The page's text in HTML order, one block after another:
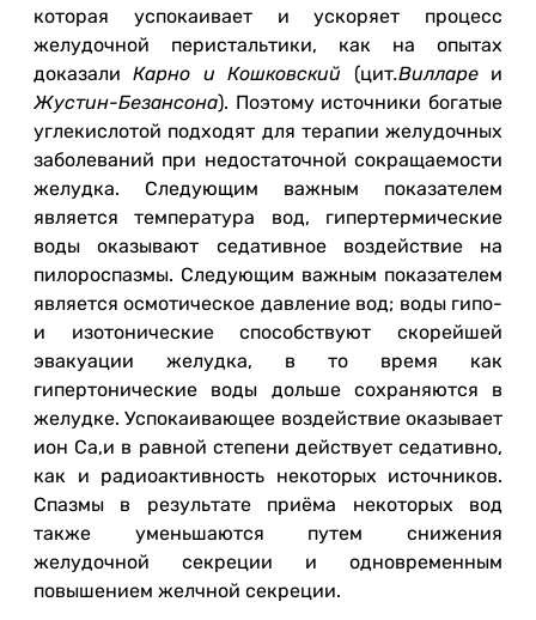
которая успокаивает и ускоряет процесс
желудочной перистальтики, как на опытах
доказалиКарно и Кошковский (цит.Виллареи
Жустин-Безансона). Поэтому источники богатые
углекислотой подходят для терапии желудочных
заболеваний при недостаточной сокращаемости
желудка. Следующим важным показателем
является температура вод, гипертермические
воды оказывают седативное воздействие на
пилороспазмы. Следующим важным показателем
является осмотическое давление вод; воды гипо-
и изотонические способствуют скорейшей
эвакуации желудка, в то время как
гипертонические воды дольше сохраняются в
желудке. Успокаивающее воздействие оказывает
ион Ca,и в равной степени действует седативно,
как и радиоактивность некоторых источников.
Спазмы в результате приёма некоторых вод
также уменьшаются путем снижения
желудочной секреции и одновременным
повышением желчной секреции.